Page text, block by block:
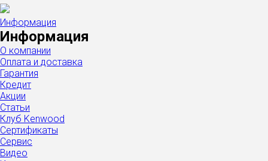
Информация
Информация
О компании
Оплата и доставка
Гарантия
Кредит
Акции
Статьи
Клуб Kenwood
Сертификаты
Сервис
Видео